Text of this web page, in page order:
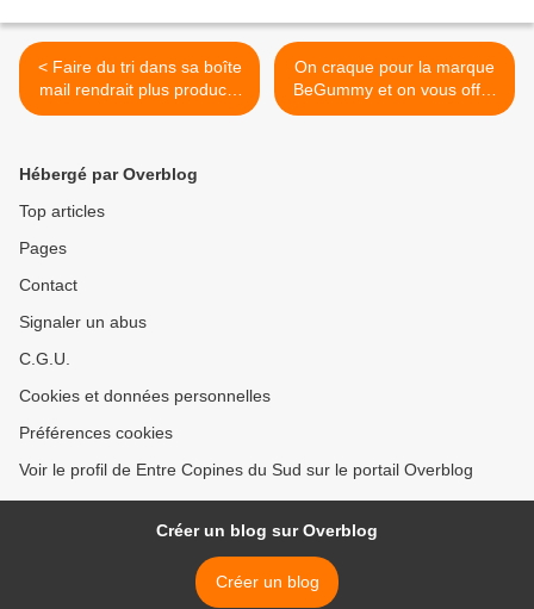
< Faire du tri dans sa boîte
mail rendrait plus productif
et serait bon pour la
On craque pour la marque
BeGummy et on vous offre
20% de réduction :) >
Hébergé par Overblog
Top articles
Pages
Contact
Signaler un abus
C.G.U.
Cookies et données personnelles
Préférences cookies
Voir le profil de Entre Copines du Sud sur le portail Overblog
Créer un blog sur Overblog
Créer un blog